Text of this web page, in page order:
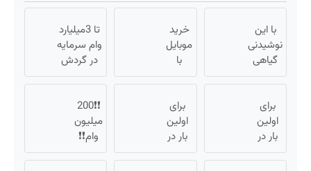
با این
نوشیدنی
گیاهی
کبدت
پرقدرته55%تخفیف
خرید
موبایل
با
اسنپ
در ۴
قسط
بدون
سود و
تا 3میلیارد
وام سرمایه
در گردش
فروشندگان
فروشگاهت
رو ثبت کن
برای
اولین
بار در
ایران
برای
اولین
بار در
ایران
❗❗200
میلیون
وام❗❗
فقط با